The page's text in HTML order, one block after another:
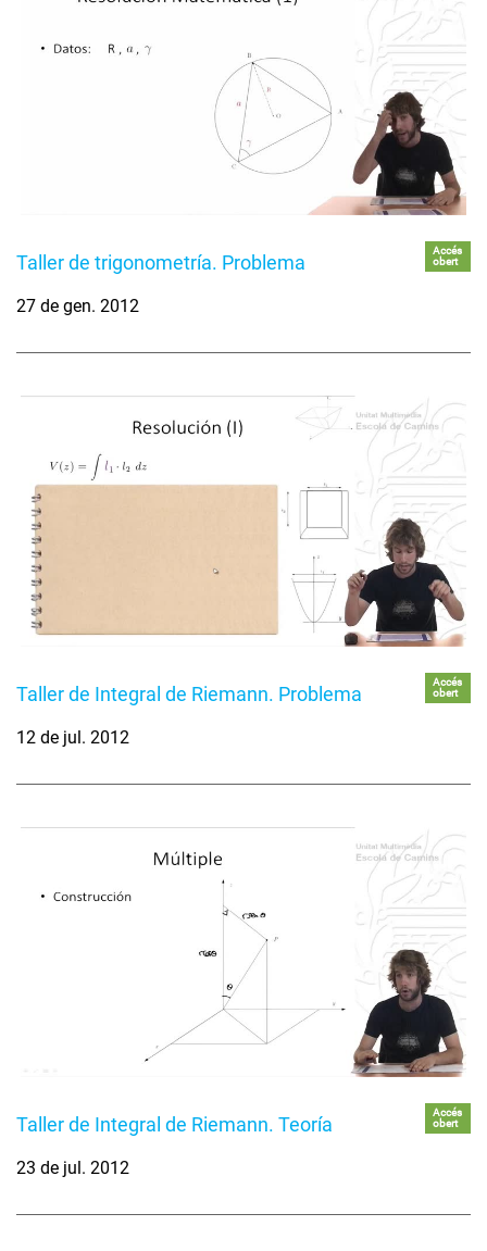
Taller de trigonometría. Problema
Accés
obert
27 de gen. 2012
Taller de Integral de Riemann. Problema
Accés
obert
12 de jul. 2012
Taller de Integral de Riemann. Teoría
Accés
obert
23 de jul. 2012